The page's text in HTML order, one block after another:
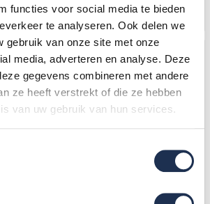
functies voor social media te bieden
te analyseren. Ook delen we
gebruik van onze site met onze
media, adverteren en analyse. Deze
gegevens combineren met andere
ze heeft verstrekt of die ze hebben
van uw gebruik van hun services.
In mijn winkelwagen
met
Standaard-Plus Hoogwerker